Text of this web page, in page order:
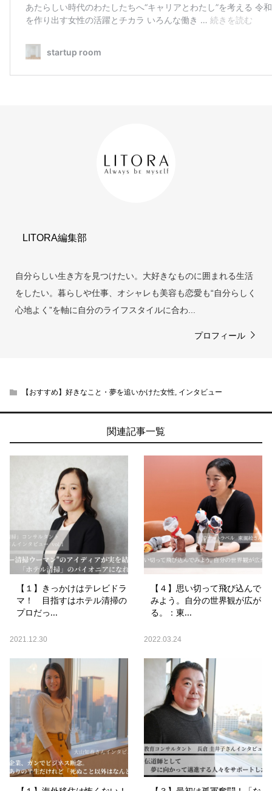
LITORA編集部
自分らしい生き方を見つけたい。大好きなものに囲まれる生活
をしたい。暮らしや仕事、オシャレも美容も恋愛も“自分らしく
心地よく”を軸に自分のライフスタイルに合わ...
プロフィール
【おすすめ】好きなこと・夢を追いかけた女性, インタビュー
関連記事一覧
【１】きっかけはテレビドラ
マ！ 目指すはホテル清掃の
プロだっ...
2021.12.30
【４】思い切って飛び込んで
みよう。自分の世界観が広が
る。：東...
2022.03.24